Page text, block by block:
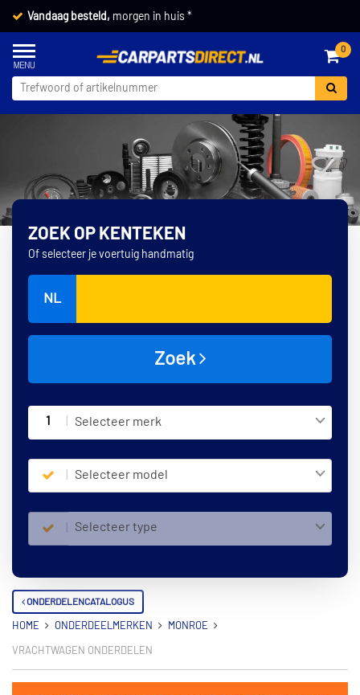
Vandaag besteld, morgen in huis *
0
ZOEK OP KENTEKEN
Of selecteer je voertuig handmatig
NL
Zoek
1 Selecteer merk
Selecteer model
Selecteer type
ONDERDELENCATALOGUS
HOME ONDERDEELMERKEN MONROE
VRACHTWAGEN ONDERDELEN